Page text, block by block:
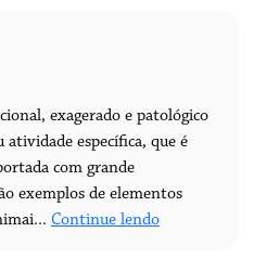
exagerado e patológico
específica, que é
com grande
exemplos de elementos
Continue lendo